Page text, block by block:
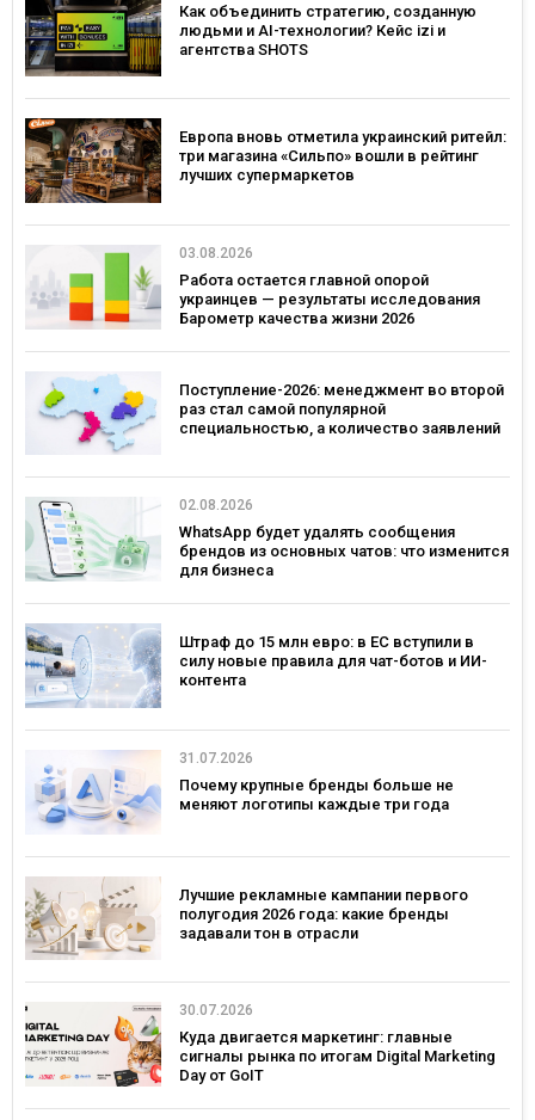
Как объединить стратегию, созданную
людьми и AI-технологии? Кейс izi и
агентства SHOTS
Европа вновь отметила украинский ритейл:
три магазина «Сильпо» вошли в рейтинг
лучших супермаркетов
03.08.2026
Работа остается главной опорой
украинцев — результаты исследования
Барометр качества жизни 2026
Поступление-2026: менеджмент во второй
раз стал самой популярной
специальностью, а количество заявлений
02.08.2026
WhatsApp будет удалять сообщения
брендов из основных чатов: что изменится
для бизнеса
Штраф до 15 млн евро: в ЕС вступили в
силу новые правила для чат-ботов и ИИ-
контента
31.07.2026
Почему крупные бренды больше не
меняют логотипы каждые три года
Лучшие рекламные кампании первого
полугодия 2026 года: какие бренды
задавали тон в отрасли
30.07.2026
Куда двигается маркетинг: главные
сигналы рынка по итогам Digital Marketing
Day от GoIT